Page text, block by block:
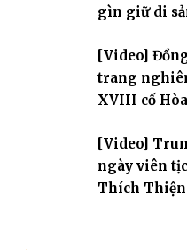
gìn giữ di
[Video]
trang
XVIII cố
[Video]
ngày viên
Thích Thiện